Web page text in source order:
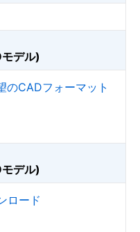
デル)
のCADフォーマット
デル)
ロード